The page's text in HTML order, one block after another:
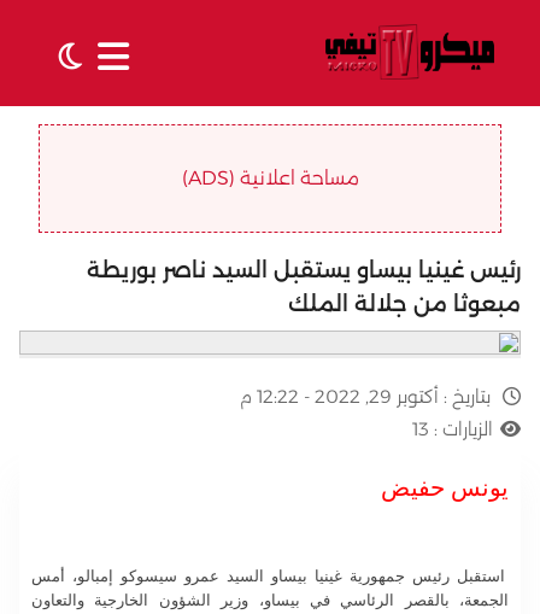
مساحة اعلانية (ADS)
رئيس غينيا بيساو يستقبل السيد ناصر بوريطة
مبعوثا من جلالة الملك
بتاريخ : أكتوبر 29, 2022 - 12:22 م
الزيارات : 13
يونس حفيض
استقبل رئيس جمهورية غينيا بيساو السيد عمرو سيسوكو إمبالو، أمس
الجمعة، بالقصر الرئاسي في بيساو، وزير الشؤون الخارجية والتعاون